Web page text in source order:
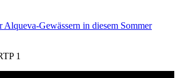
Alqueva-Gewässern in diesem Sommer
1